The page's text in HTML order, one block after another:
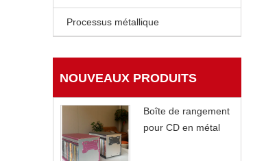
Processus métallique
NOUVEAUX PRODUITS
Boîte de rangement
pour CD en métal